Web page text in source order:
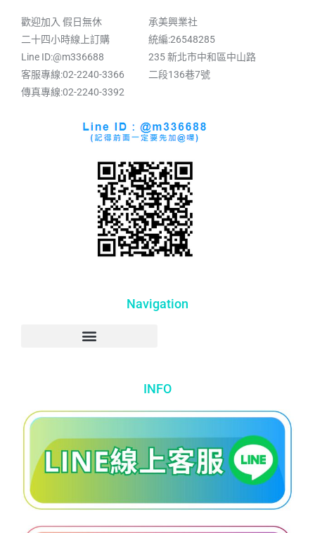
歡迎加入 假日無休
二十四小時線上訂購
Line ID:@m336688
客服專線:02-2240-3366
傳真專線:02-2240-3392
承美興業社
統編:26548285
235 新北市中和區中山路
二段136巷7號
Navigation
INFO